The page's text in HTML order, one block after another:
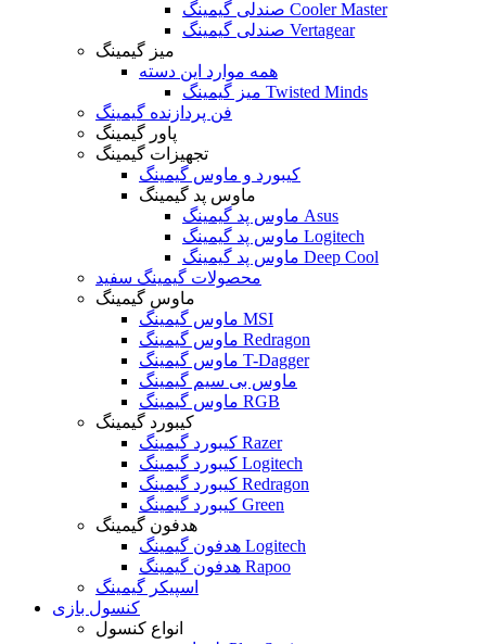
صندلی گیمینگ Cooler Master
صندلی گیمینگ Vertagear
میز گیمینگ
همه موارد این دسته
میز گیمینگ Twisted Minds
فن پردازنده گیمینگ
پاور گیمینگ
تجهیزات گیمینگ
کیبورد و ماوس گیمینگ
ماوس پد گیمینگ
ماوس پد گیمینگ Asus
ماوس پد گیمینگ Logitech
ماوس پد گیمینگ Deep Cool
محصولات گیمینگ سفید
ماوس گیمینگ
ماوس گیمینگ MSI
ماوس گیمینگ Redragon
ماوس گیمینگ T-Dagger
ماوس بی سیم گیمینگ
ماوس گیمینگ RGB
کیبورد گیمینگ
کیبورد گیمینگ Razer
کیبورد گیمینگ Logitech
کیبورد گیمینگ Redragon
کیبورد گیمینگ Green
هدفون گیمینگ
هدفون گیمینگ Logitech
هدفون گیمینگ Rapoo
اسپیکر گیمینگ
کنسول بازی
انواع کنسول